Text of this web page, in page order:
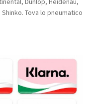
Tova lo pneumatico